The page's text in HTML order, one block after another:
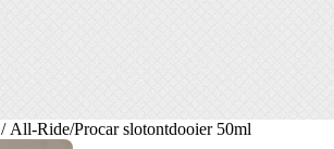
/ All-Ride/Procar slotontdooier 50ml